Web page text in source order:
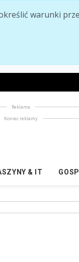
warunki
Reklama
Koniec reklamy
& IT